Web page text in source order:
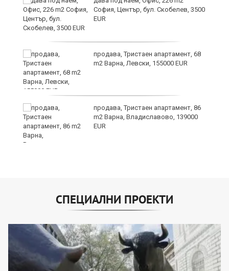
София, Център, бул. Скобелев, 3500
EUR
продава, Тристаен апартамент, 68
m2 Варна, Левски, 155000 EUR
продава, Тристаен апартамент, 86
m2 Варна, Владиславово, 139000
EUR
СПЕЦИАЛНИ ПРОЕКТИ